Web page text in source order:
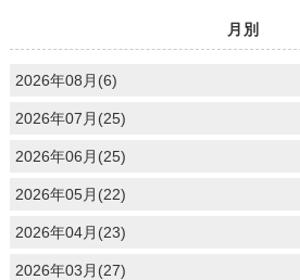
月別
2026年08月(6)
2026年07月(25)
2026年06月(25)
2026年05月(22)
2026年04月(23)
2026年03月(27)